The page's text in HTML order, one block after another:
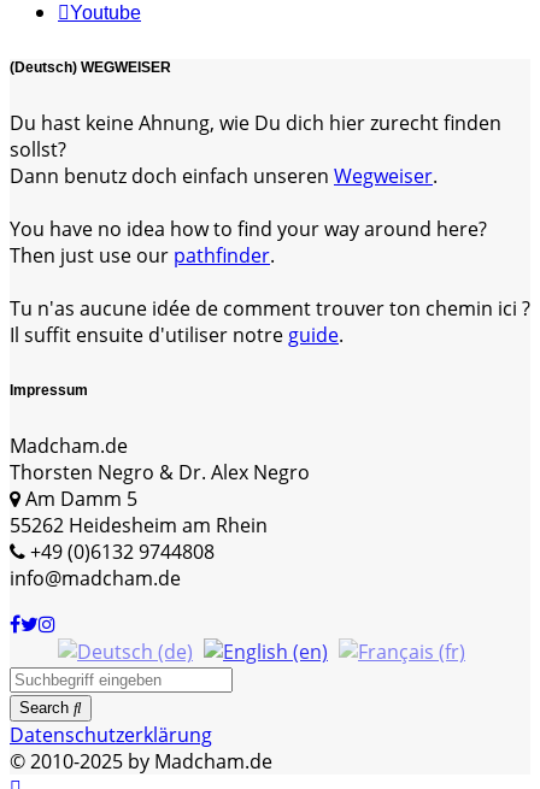
Youtube
(Deutsch) WEGWEISER
Du hast keine Ahnung, wie Du dich hier zurecht finden
sollst?
Dann benutz doch einfach unseren Wegweiser.
You have no idea how to find your way around here?
Then just use our pathfinder.
Tu n'as aucune idée de comment trouver ton chemin ici ?
Il suffit ensuite d'utiliser notre guide.
Impressum
Madcham.de
Thorsten Negro & Dr. Alex Negro
Am Damm 5
55262 Heidesheim am Rhein
+49 (0)6132 9744808
info@madcham.de
Search
Datenschutzerklärung
© 2010-2025 by Madcham.de